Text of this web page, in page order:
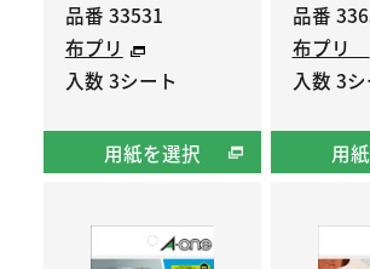
品番 33531
布プリ
入数 3シート
用紙を選択
品番
布プリ
入数 3シ
用